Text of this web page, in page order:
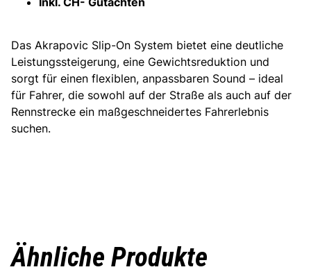
Das Akrapovic Slip-On System bietet eine deutliche
Leistungssteigerung, eine Gewichtsreduktion und
sorgt für einen flexiblen, anpassbaren Sound – ideal
für Fahrer, die sowohl auf der Straße als auch auf der
Rennstrecke ein maßgeschneidertes Fahrerlebnis
suchen.
Ähnliche Produkte